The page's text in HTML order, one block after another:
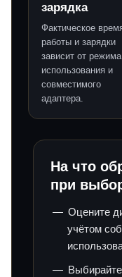
зарядка
Фактическое
работы и зарядки
зависит от режима
использования и
совместимого
адаптера.
На что
при
Оцените
учётом